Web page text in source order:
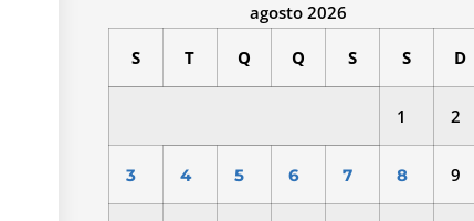
agosto 2026
S T Q Q S S D
1 2
3 4 5 6 7 8 9